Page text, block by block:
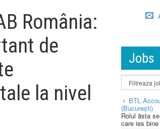
România:
de
la nivel
Jobs
BTL
(București)
Rolul ăsta
care ies